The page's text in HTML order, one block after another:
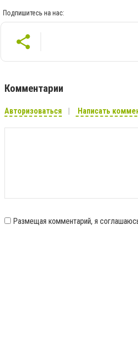
Подпишитесь на нас:
Комментарии
Авторизоваться Написать
Размещая комментарий, я